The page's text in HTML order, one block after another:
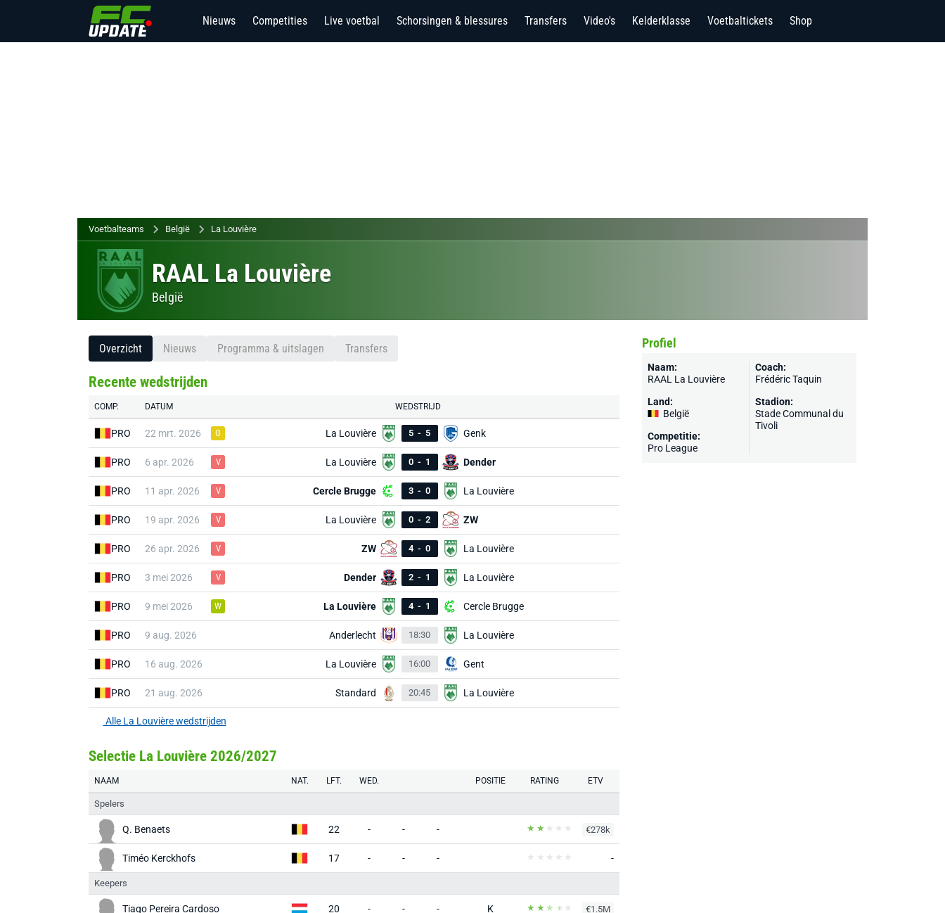
Nieuws Competities Live voetbal Schorsingen & blessures Transfers Video's Kelderklasse Voetbaltickets Shop
Voetbalteams België La Louvière
RAAL La Louvière
België
Overzicht Nieuws Programma & uitslagen Transfers
Recente wedstrijden
COMP. DATUM WEDSTRIJD
PRO 22 mrt. 2026 G La Louvière 5 - 5 Genk
PRO 6 apr. 2026 V La Louvière 0 - 1 Dender
PRO 11 apr. 2026 V Cercle Brugge 3 - 0 La Louvière
PRO 19 apr. 2026 V La Louvière 0 - 2 ZW
PRO 26 apr. 2026 V ZW 4 - 0 La Louvière
PRO 3 mei 2026 V Dender 2 - 1 La Louvière
PRO 9 mei 2026 W La Louvière 4 - 1 Cercle Brugge
PRO 9 aug. 2026 Anderlecht 18:30 La Louvière
PRO 16 aug. 2026 La Louvière 16:00 Gent
PRO 21 aug. 2026 Standard 20:45 La Louvière
Alle La Louvière wedstrijden
Selectie La Louvière 2026/2027
NAAM NAT. LFT. WED. POSITIE RATING ETV
Spelers
Q. Benaets 22 - - - €278k
Timéo Kerckhofs 17 - - - -
Keepers
Tiago Pereira Cardoso 20 - - - K €1.5M
Profiel
Naam:
RAAL La Louvière
Land:
België
Competitie:
Pro League
Coach:
Frédéric Taquin
Stadion:
Stade Communal du
Tivoli